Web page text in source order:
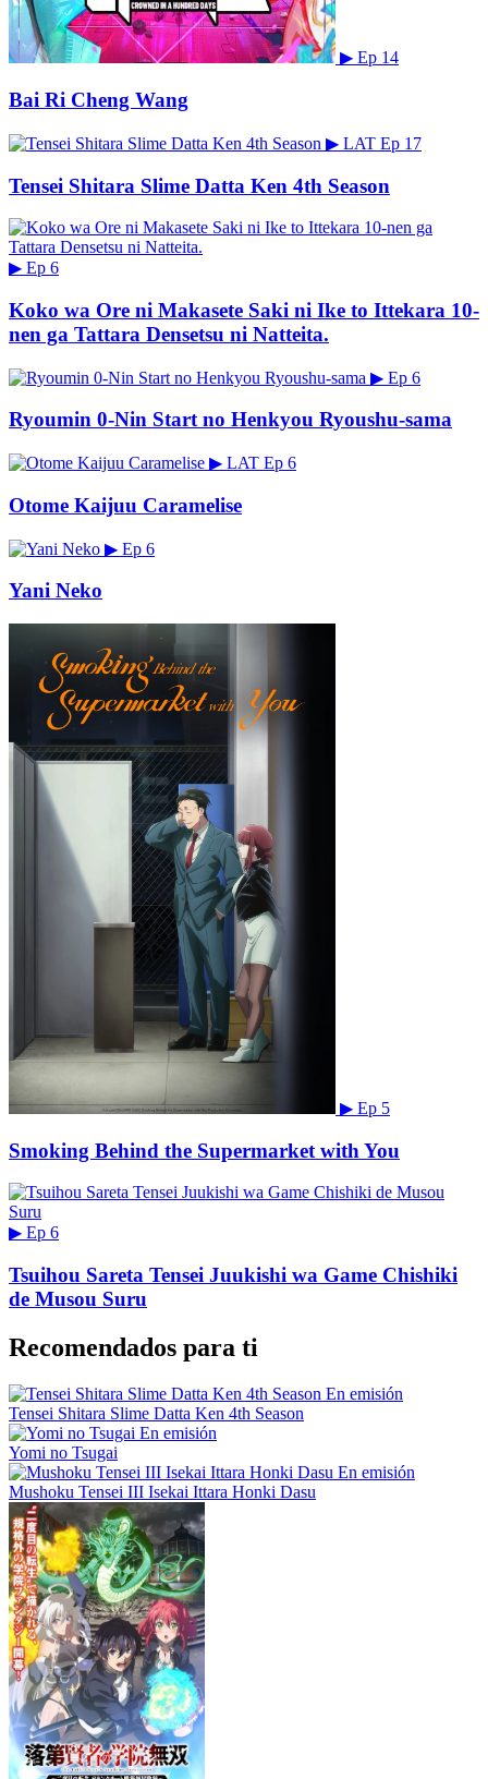
▶ Ep 14
Bai Ri Cheng Wang
▶ LAT Ep 17
Tensei Shitara Slime Datta Ken 4th Season
▶ Ep 6
Koko wa Ore ni Makasete Saki ni Ike to Ittekara 10-
nen ga Tattara Densetsu ni Natteita.
▶ Ep 6
Ryoumin 0-Nin Start no Henkyou Ryoushu-sama
▶ LAT Ep 6
Otome Kaijuu Caramelise
▶ Ep 6
Yani Neko
▶ Ep 5
Smoking Behind the Supermarket with You
▶ Ep 6
Tsuihou Sareta Tensei Juukishi wa Game Chishiki
de Musou Suru
Recomendados para ti
En emisión
Tensei Shitara Slime Datta Ken 4th Season
En emisión
Yomi no Tsugai
En emisión
Mushoku Tensei III Isekai Ittara Honki Dasu